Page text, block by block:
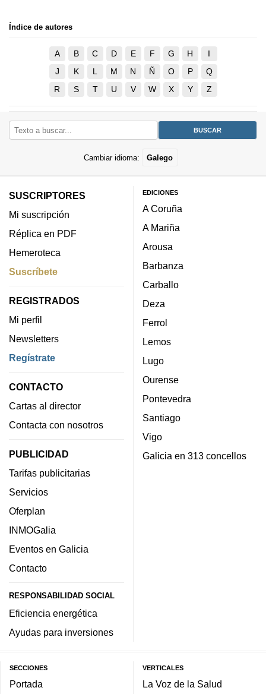
Índice de autores
A B C D E F G H
I
J
K L M N Ñ O P
Q
R
S T U V W X Y Z
Cambiar idioma: Galego
SUSCRIPTORES
Mi suscripción
Réplica en PDF
Hemeroteca
Suscríbete
REGISTRADOS
Mi perfil
Newsletters
Regístrate
CONTACTO
Cartas al director
Contacta con nosotros
PUBLICIDAD
Tarifas publicitarias
Servicios
Oferplan
INMOGalia
Eventos en Galicia
Contacto
RESPONSABILIDAD SOCIAL
Eficiencia energética
Ayudas para inversiones
EDICIONES
A Coruña
A Mariña
Arousa
Barbanza
Carballo
Deza
Ferrol
Lemos
Lugo
Ourense
Pontevedra
Santiago
Vigo
Galicia en 313 concellos
SECCIONES
Portada
VERTICALES
La Voz de la Salud